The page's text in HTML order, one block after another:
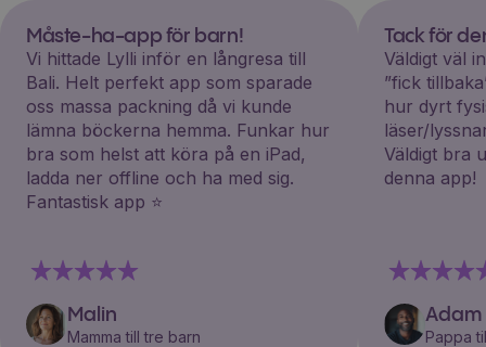
Måste-ha-app för barn!
Vi hittade Lylli inför en långresa till
Bali. Helt perfekt app som sparade
oss massa packning då vi kunde
lämna böckerna hemma. Funkar hur
bra som helst att köra på en iPad,
ladda ner offline och ha med sig.
Fantastisk app ⭐️
Malin
Mamma till tre barn
Tack för
Väldigt väl
”fick
hur dyrt
läser/
Väldigt bra
denna app!
Adam
Pappa